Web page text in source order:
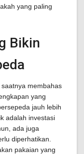
yang paling
Bikin
membahas
yang
jauh lebih
adalah investasi
ada juga
diperhatikan.
pakaian yang